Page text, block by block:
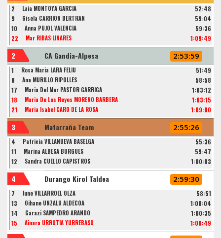
2 Laia MONTOYA GARCIA
52:48
9
Gisela CARRION BERTRAN
59:04
10
Anna PUJOL VALENCIA
59:36
22
Mar RIBAS LINARES 1:09:49
2 CA Gandia-Alpesa 2:53:59
1 Rosa Maria LARA FELIU
51:49
8
Ana MURILLO RIPOLLES
58:58
17
Maria Del Mar PASTOR GARRIGA
1:03:12
18
Maria De Los Reyes MORENO BARBERA
1:03:15
21
Maria Isabel CARO DE LA ROSA 1:09:00
3 Matarraña Team 2:55:26
4 Patricia VILLANUEVA BASELGA
55:36
11
Marina ALBESA BURGUES
59:47
12
Sandra CUELLO CAPISTROS 1:00:03
4 Durango Kirol Taldea 2:59:30
7 June VILLARROEL OLZA
58:51
13
Oihane UNZALU ALDECOA
1:00:04
14
Garazi SAMPEDRO ARANDO
1:00:35
15
Ainara URRUTIA YURREBASO 1:00:49